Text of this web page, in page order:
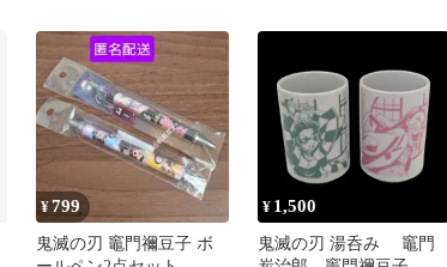
¥799
鬼滅の刃 竈門禰豆子 ボ
¥ 1,500
鬼滅の刃 湯呑み 竈門